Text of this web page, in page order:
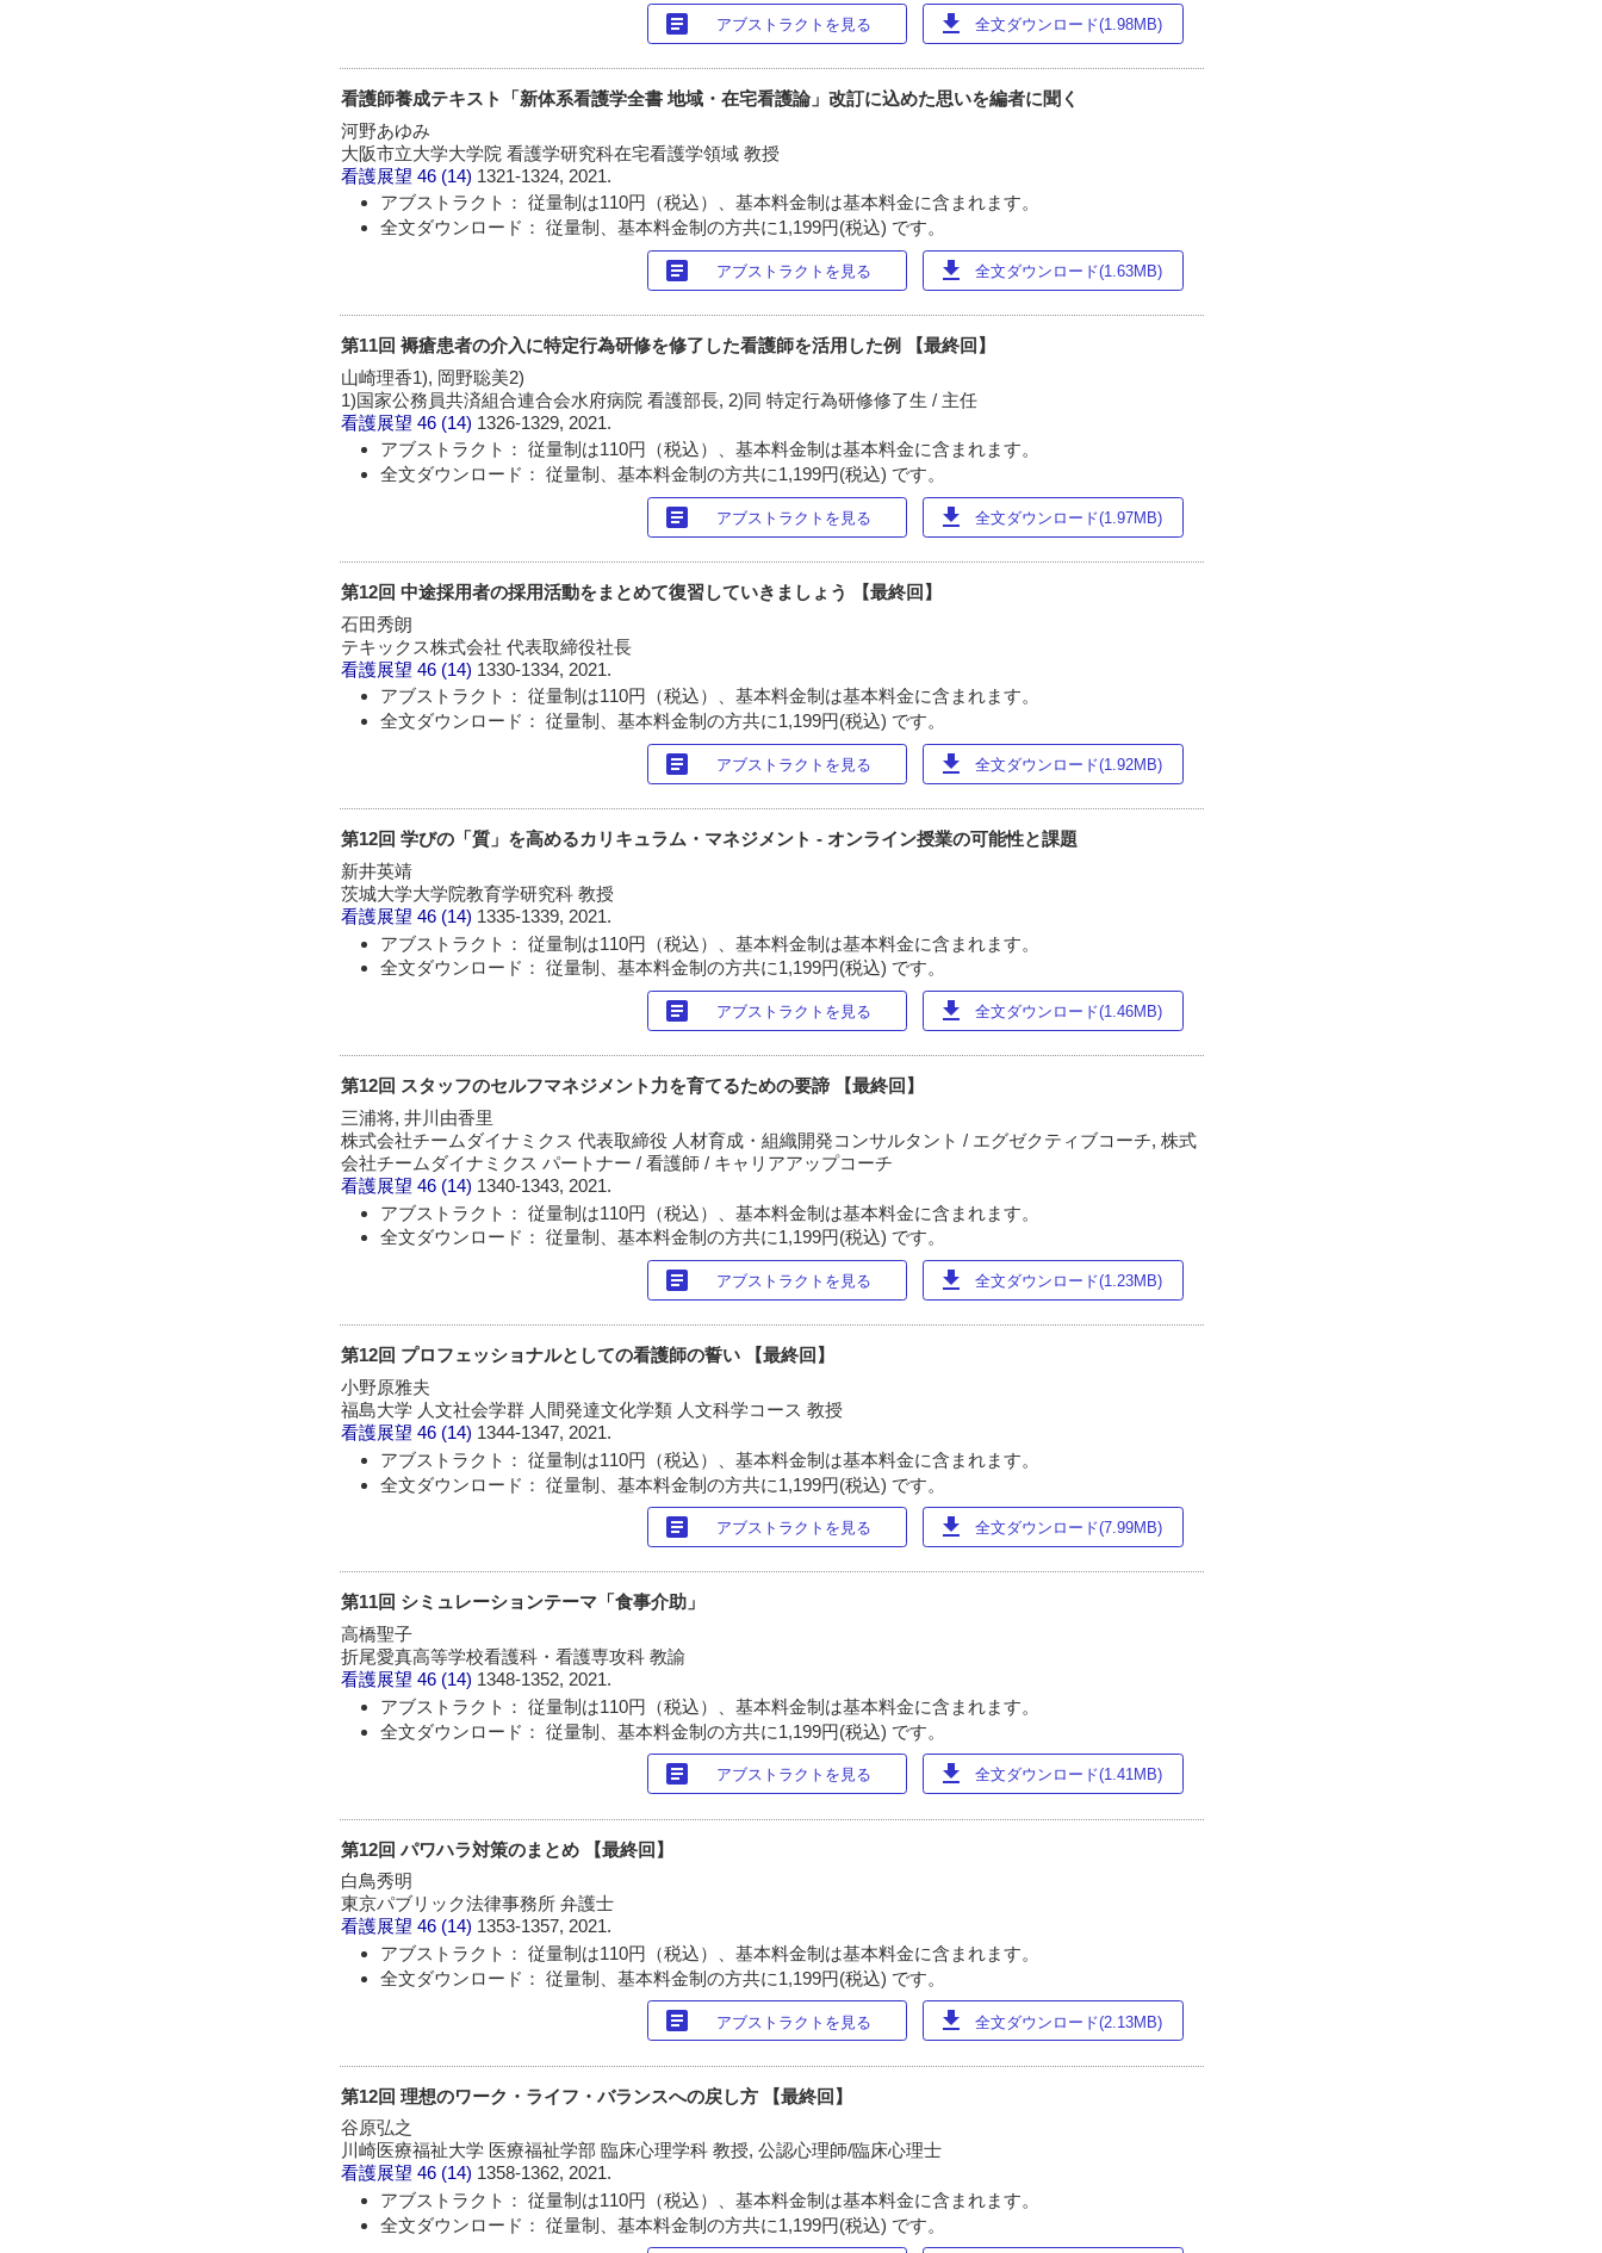
article アブストラクトを見る download 全文ダウンロード(1.98MB)
看護師養成テキスト「新体系看護学全書 地域・在宅看護論」改訂に込めた思いを編者に聞く
河野あゆみ
大阪市立大学大学院 看護学研究科在宅看護学領域 教授
看護展望 46 (14) 1321-1324, 2021.
アブストラクト： 従量制は110円（税込）、基本料金制は基本料金に含まれます。
全文ダウンロード： 従量制、基本料金制の方共に1,199円(税込) です。
article アブストラクトを見る download 全文ダウンロード(1.63MB)
第11回 褥瘡患者の介入に特定行為研修を修了した看護師を活用した例 【最終回】
山崎理香1), 岡野聡美2)
1)国家公務員共済組合連合会水府病院 看護部長, 2)同 特定行為研修修了生 / 主任
看護展望 46 (14) 1326-1329, 2021.
アブストラクト： 従量制は110円（税込）、基本料金制は基本料金に含まれます。
全文ダウンロード： 従量制、基本料金制の方共に1,199円(税込) です。
article アブストラクトを見る download 全文ダウンロード(1.97MB)
第12回 中途採用者の採用活動をまとめて復習していきましょう 【最終回】
石田秀朗
テキックス株式会社 代表取締役社長
看護展望 46 (14) 1330-1334, 2021.
アブストラクト： 従量制は110円（税込）、基本料金制は基本料金に含まれます。
全文ダウンロード： 従量制、基本料金制の方共に1,199円(税込) です。
article アブストラクトを見る download 全文ダウンロード(1.92MB)
第12回 学びの「質」を高めるカリキュラム・マネジメント - オンライン授業の可能性と課題
新井英靖
茨城大学大学院教育学研究科 教授
看護展望 46 (14) 1335-1339, 2021.
アブストラクト： 従量制は110円（税込）、基本料金制は基本料金に含まれます。
全文ダウンロード： 従量制、基本料金制の方共に1,199円(税込) です。
article アブストラクトを見る download 全文ダウンロード(1.46MB)
第12回 スタッフのセルフマネジメント力を育てるための要諦 【最終回】
三浦将, 井川由香里
株式会社チームダイナミクス 代表取締役 人材育成・組織開発コンサルタント / エグゼクティブコーチ, 株式
会社チームダイナミクス パートナー / 看護師 / キャリアアップコーチ
看護展望 46 (14) 1340-1343, 2021.
アブストラクト： 従量制は110円（税込）、基本料金制は基本料金に含まれます。
全文ダウンロード： 従量制、基本料金制の方共に1,199円(税込) です。
article アブストラクトを見る download 全文ダウンロード(1.23MB)
第12回 プロフェッショナルとしての看護師の誓い 【最終回】
小野原雅夫
福島大学 人文社会学群 人間発達文化学類 人文科学コース 教授
看護展望 46 (14) 1344-1347, 2021.
アブストラクト： 従量制は110円（税込）、基本料金制は基本料金に含まれます。
全文ダウンロード： 従量制、基本料金制の方共に1,199円(税込) です。
article アブストラクトを見る download 全文ダウンロード(7.99MB)
第11回 シミュレーションテーマ「食事介助」
高橋聖子
折尾愛真高等学校看護科・看護専攻科 教諭
看護展望 46 (14) 1348-1352, 2021.
アブストラクト： 従量制は110円（税込）、基本料金制は基本料金に含まれます。
全文ダウンロード： 従量制、基本料金制の方共に1,199円(税込) です。
article アブストラクトを見る download 全文ダウンロード(1.41MB)
第12回 パワハラ対策のまとめ 【最終回】
白鳥秀明
東京パブリック法律事務所 弁護士
看護展望 46 (14) 1353-1357, 2021.
アブストラクト： 従量制は110円（税込）、基本料金制は基本料金に含まれます。
全文ダウンロード： 従量制、基本料金制の方共に1,199円(税込) です。
article アブストラクトを見る download 全文ダウンロード(2.13MB)
第12回 理想のワーク・ライフ・バランスへの戻し方 【最終回】
谷原弘之
川崎医療福祉大学 医療福祉学部 臨床心理学科 教授, 公認心理師/臨床心理士
看護展望 46 (14) 1358-1362, 2021.
アブストラクト： 従量制は110円（税込）、基本料金制は基本料金に含まれます。
全文ダウンロード： 従量制、基本料金制の方共に1,199円(税込) です。